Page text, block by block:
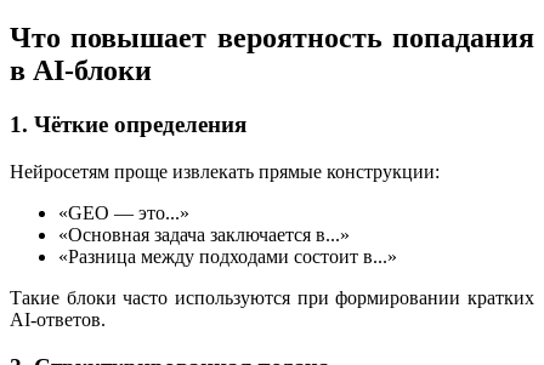
Что повышает вероятность попадания
в AI-блоки
1. Чёткие определения
Нейросетям проще извлекать прямые конструкции:
«GEO — это...»
«Основная задача заключается в...»
«Разница между подходами состоит в...»
Такие блоки часто используются при формировании кратких
AI-ответов.